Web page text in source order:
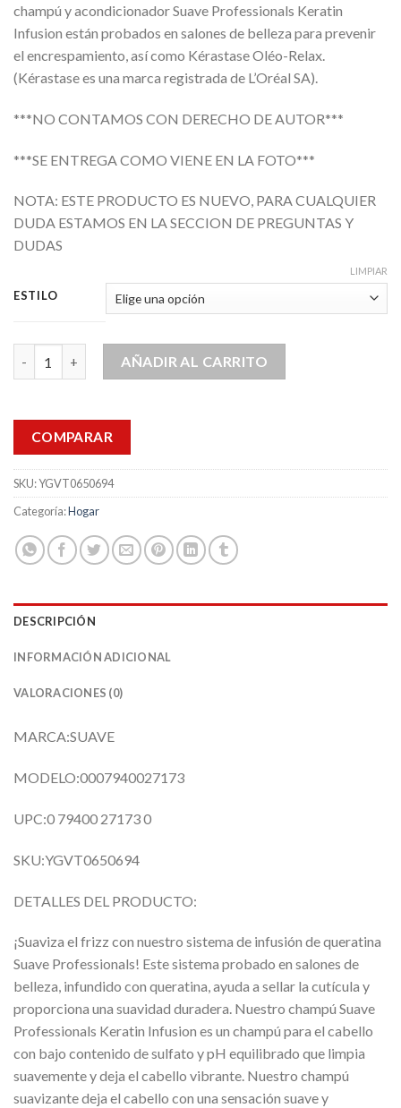
champú y acondicionador Suave Professionals Keratin
Infusion están probados en salones de belleza para prevenir
el encrespamiento, así como Kérastase Oléo-Relax.
(Kérastase es una marca registrada de L’Oréal SA).
***NO CONTAMOS CON DERECHO DE AUTOR***
***SE ENTREGA COMO VIENE EN LA FOTO***
NOTA: ESTE PRODUCTO ES NUEVO, PARA CUALQUIER
DUDA ESTAMOS EN LA SECCION DE PREGUNTAS Y
DUDAS
ESTILO
LIMPIAR
Shampoo Infusion Keratina Biotina Proteina Suave 828 ml
AÑADIR AL CARRITO
COMPARAR
SKU:YGVT0650694
Categoría:Hogar
DESCRIPCIÓN
INFORMACIÓN ADICIONAL
VALORACIONES (0)
MARCA:SUAVE
MODELO:0007940027173
UPC:0 79400 27173 0
SKU:YGVT0650694
DETALLES DEL PRODUCTO:
¡Suaviza el frizz con nuestro sistema de infusión de queratina
Suave Professionals! Este sistema probado en salones de
belleza, infundido con queratina, ayuda a sellar la cutícula y
proporciona una suavidad duradera. Nuestro champú Suave
Professionals Keratin Infusion es un champú para el cabello
con bajo contenido de sulfato y pH equilibrado que limpia
suavemente y deja el cabello vibrante. Nuestro champú
suavizante deja el cabello con una sensación suave y